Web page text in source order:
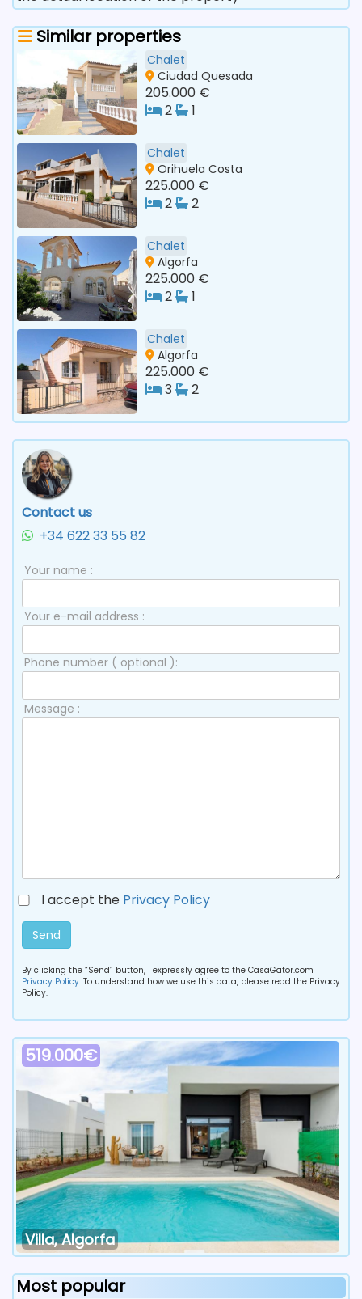
Similar properties
Chalet
Ciudad Quesada
205.000 €
2
1
Chalet
Orihuela Costa
225.000 €
2
2
Chalet
Algorfa
225.000 €
2
1
Chalet
Algorfa
225.000 €
3
2
Contact us
+34 622 33 55 82
Your name :
Your e-mail address :
Phone number ( optional ):
Message :
I accept the Privacy Policy
Send
By clicking the “Send” button, I expressly agree to the CasaGator.com
Privacy Policy. To understand how we use this data, please read the Privacy
Policy.
519.000€
Villa, Algorfa
Most popular